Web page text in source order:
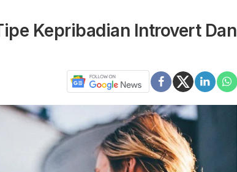
Kepribadian Introvert Dan